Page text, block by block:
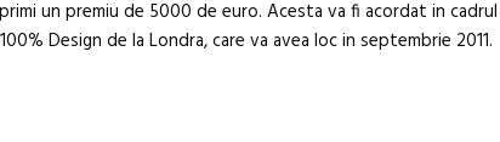
un premiu de 5000 de euro. Acesta va fi acordat in
Design de la Londra, care va avea loc in septembrie 2011.
de poezie și